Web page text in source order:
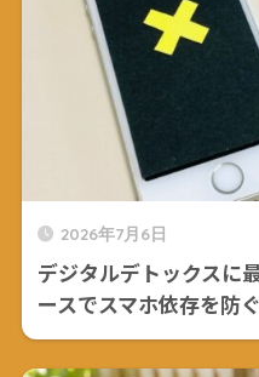
2026年7月6日
デジタルデトックスに
ースでスマホ依存を防